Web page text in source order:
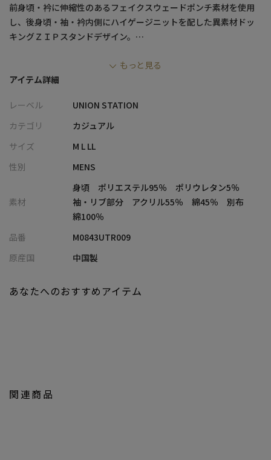
前身頃・衿に伸縮性のあるフェイクスウェードポンチ素材を使用
し、後身頃・袖・衿内側にハイゲージニットを配した異素材ドッ
キングＺＩＰスタンドデザイン。
が良くスタイリングがまとまります。
都会的でラグジュアリーな要素を取り入れた、ビギナーでも受け
入れやすいウェアです。
衿の内側にはニットリブにジャガードデザインがあり、ファスナ
ーを少し下ろして着用される際のアクセントになります。
【UNION STATION/ ユニオンステーション】
心地にこだわったアイテムを展開。
肩ひじを張らずに自分に合ったおしゃれを楽しめる、きれいめス
り、ささやかな高揚感を感じていただけるような”おしゃれ着”を
工、サイズが若干異なる場合がございます。
もっと見る
アイテム詳細
レーベル
UNION STATION
カテゴリ
カジュアル
サイズ
M L LL
性別
MENS
素材
身頃 ポリエステル95％ ポリウレタン5％
袖・リブ部分 アクリル55％ 綿45％ 別布
綿100％
品番
M0843UTR009
原産国
中国製
関連商品
あなたへのおすすめアイテム